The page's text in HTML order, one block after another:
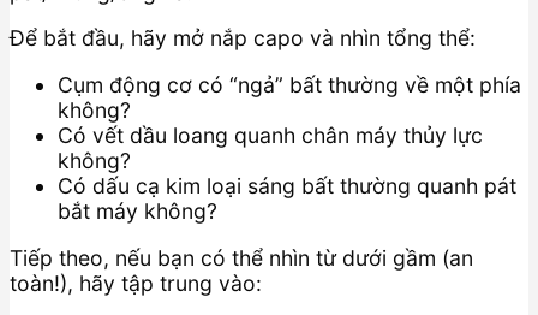
Để bắt đầu, hãy mở nắp capo và nhìn tổng thể:
Cụm động cơ có “ngả” bất thường về một phía
không?
Có vết dầu loang quanh chân máy thủy lực
không?
Có dấu cạ kim loại sáng bất thường quanh pát
bắt máy không?
Tiếp theo, nếu bạn có thể nhìn từ dưới gầm (an
toàn!), hãy tập trung vào: